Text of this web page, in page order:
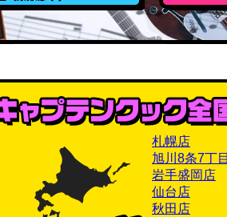
札幌店
旭川8条7丁
岩手盛岡店
仙台店
秋田店